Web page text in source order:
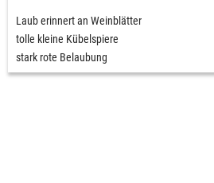
Laub erinnert an Weinblätter
tolle kleine Kübelspiere
stark rote Belaubung